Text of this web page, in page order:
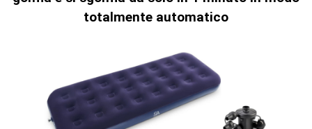
totalmente automatico